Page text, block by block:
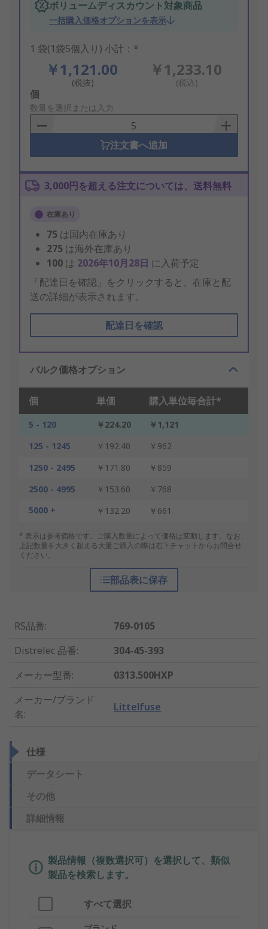
ボリュームディスカウント対象商品
一括購入価格オプションを表示
1 袋(1袋5個入り) 小計：*
￥1,121.00
(税抜)
￥1,233.10
(税込)
Add
to
Basket
個
数量を選択または入力
注文書へ追加
3,000円を超える注文については、送料無料
在庫あり
75 は国内在庫あり
275 は海外在庫あり
100 は 2026年10月28日 に入荷予定
「配達日を確認」をクリックすると、在庫と配
送の詳細が表示されます。
配達日を確認
バルク価格オプション
個 単価 購入単位毎合計*
5 - 120 ￥224.20
￥1,121
125 - 1245
￥192.40
￥962
1250 - 2495
￥171.80
￥859
2500 - 4995
￥153.60
￥768
5000 +
￥132.20 ￥661
* 表示は参考価格です。ご購入数量によって価格は変動します。なお、
上記数量を大きく超える大量ご購入の際は右下チャットからお問合せ
ください。
部品表に保存
RS品番:
769-0105
Distrelec 品番:
304-45-393
メーカー型番:
0313.500HXP
メーカー/ブランド
名:
Littelfuse
仕様
データシート
その他
詳細情報
製品情報（複数選択可）を選択して、類似
製品を検索します。
すべて選択